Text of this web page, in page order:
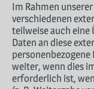
Im Rahmen
verschiedenen
teilweise auch eine
Daten an diese
personenbezogene
weiter, wenn dies
erforderlich ist,